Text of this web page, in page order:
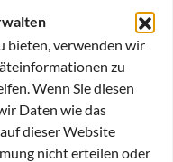
bieten, verwenden wir
zu
Wenn Sie diesen
Daten wie das
dieser Website
nicht erteilen oder
übernehmen und
Rahmen unserer
lernen wir, wie
das
bilden
oder soziale